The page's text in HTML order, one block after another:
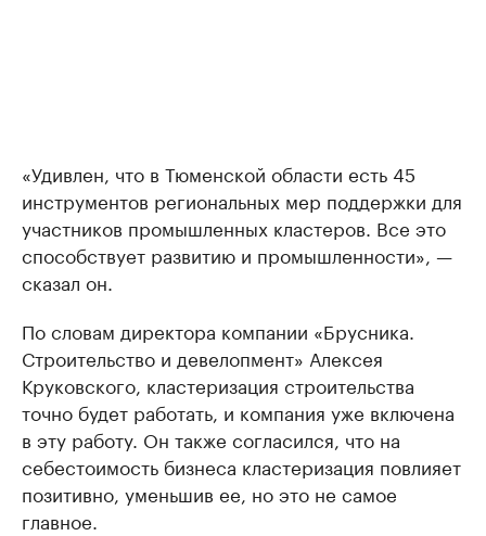
«Удивлен, что в Тюменской области есть 45
инструментов региональных мер поддержки для
участников промышленных кластеров. Все это
способствует развитию и промышленности», —
сказал он.
По словам директора компании «Брусника.
Строительство и девелопмент» Алексея
Круковского, кластеризация строительства
точно будет работать, и компания уже включена
в эту работу. Он также согласился, что на
себестоимость бизнеса кластеризация повлияет
позитивно, уменьшив ее, но это не самое
главное.